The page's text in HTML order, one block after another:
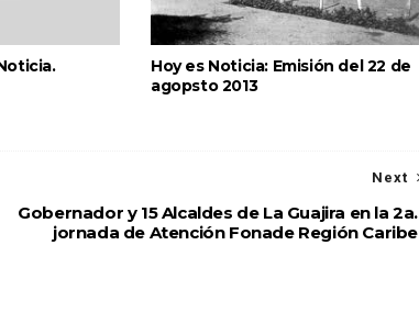
Hoy es Noticia: Emisión del 22 de
agopsto 2013
Next
Gobernador y 15 Alcaldes de La Guajira en la 2a.
jornada de Atención Fonade Región Caribe